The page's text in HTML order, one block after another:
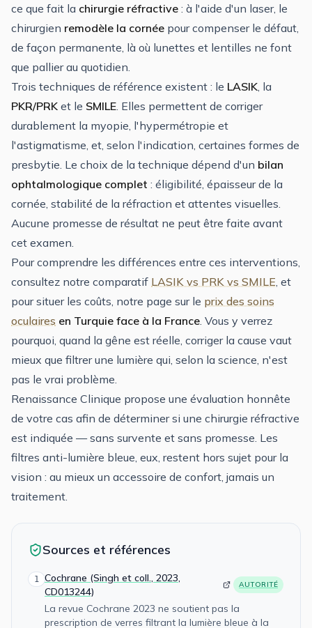
ce que fait la chirurgie réfractive : à l'aide d'un laser, le
chirurgien remodèle la cornée pour compenser le défaut,
de façon permanente, là où lunettes et lentilles ne font
que pallier au quotidien.
Trois techniques de référence existent : le LASIK , la
PKR/PRK et le SMILE . Elles permettent de corriger
durablement la myopie, l'hypermétropie et
l'astigmatisme, et, selon l'indication, certaines formes de
presbytie. Le choix de la technique dépend d'un bilan
ophtalmologique complet : éligibilité, épaisseur de la
cornée, stabilité de la réfraction et attentes visuelles.
Aucune promesse de résultat ne peut être faite avant
cet examen.
Pour comprendre les différences entre ces interventions,
consultez notre comparatif LASIK vs PRK vs SMILE , et
pour situer les coûts, notre page sur le prix des soins
oculaires en Turquie face à la France . Vous y verrez
pourquoi, quand la gêne est réelle, corriger la cause vaut
mieux que filtrer une lumière qui, selon la science, n'est
pas le vrai problème.
Renaissance Clinique propose une évaluation honnête
de votre cas afin de déterminer si une chirurgie réfractive
est indiquée — sans survente et sans promesse. Les
filtres anti-lumière bleue, eux, restent hors sujet pour la
vision : au mieux un accessoire de confort, jamais un
traitement.
Sources et références
1
Cochrane (Singh et coll., 2023,
CD013244)
AUTORITÉ
La revue Cochrane 2023 ne soutient pas la
prescription de verres filtrant la lumière bleue à la